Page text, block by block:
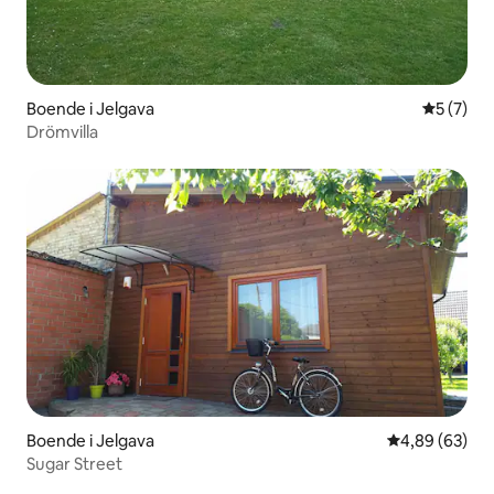
Boende i Jelgava 5 av 5 i
5 (7)
Drömvilla
Boende i Jelgava 4,89 av 5 i
4,89 (63)
Sugar Street